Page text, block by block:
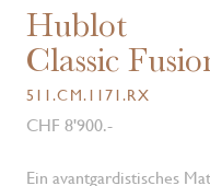
Hublot
Classic
511.CM.1171.RX
CHF 8'900.-
Ein avantgardistisches